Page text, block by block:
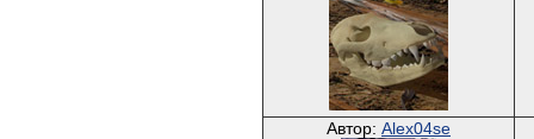
Автор: Alex04se